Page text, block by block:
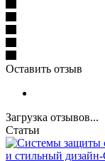
Оставить отзыв
Загрузка отзывов...
Статьи